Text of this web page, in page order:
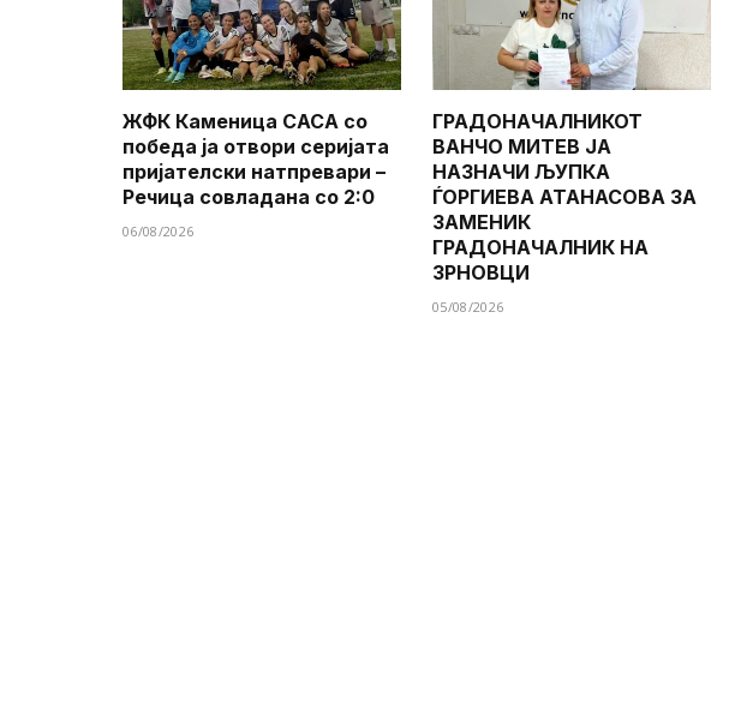
ЖФК Каменица САСА со
победа ја отвори серијата
пријателски натпревари –
Речица совладана со 2:0
06/08/2026
ГРАДОНАЧАЛНИКОТ
ВАНЧО МИТЕВ ЈА
НАЗНАЧИ ЉУПКА
ЃОРГИЕВА АТАНАСОВА ЗА
ЗАМЕНИК
ГРАДОНАЧАЛНИК НА
ЗРНОВЦИ
05/08/2026